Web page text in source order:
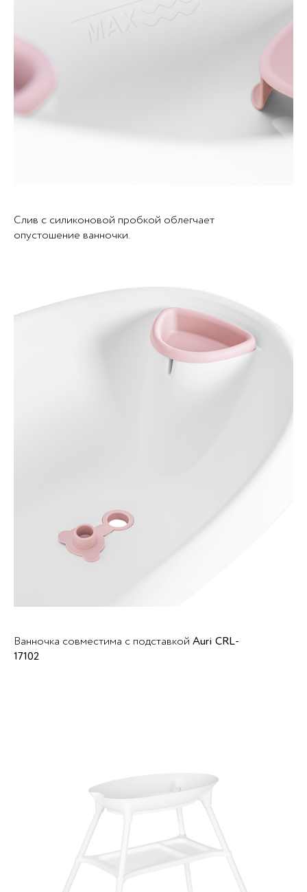
Слив с силиконовой пробкой облегчает
опустошение ванночки.
Ванночка совместима с подставкой Auri CRL-
17102